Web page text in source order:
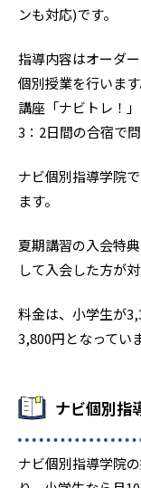
ンも対応)です。
指導内容はオーダ
個別授業を行いま
講座「ナビトレ！
3：2日間の合宿で
ナビ個別指導学院
ます。
夏期講習の入会特
して入会した方が
料金は、小学生が
3,800円となってい
ナビ個別指
ナビ個別指導学院